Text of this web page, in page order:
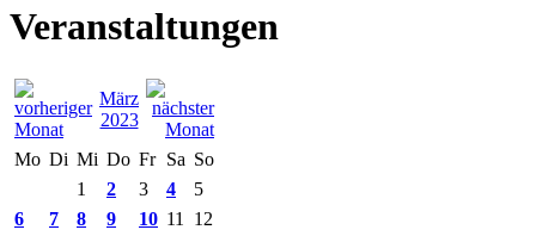
Veranstaltungen
März
2023
Mo Di Mi Do Fr Sa So
1
2 3 4
5
6
7 8 9 10 11
12